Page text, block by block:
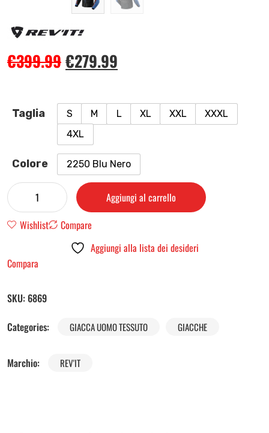
€399.99€279.99
Taglia S M L XL XXL
XXXL
4XL
Colore 2250 Blu Nero
Aggiungi al carrello
Wishlist
Compare
Aggiungi alla lista dei desideri
Compara
SKU: 6869
Categories:
GIACCA UOMO TESSUTO GIACCHE
Marchio: REV'IT